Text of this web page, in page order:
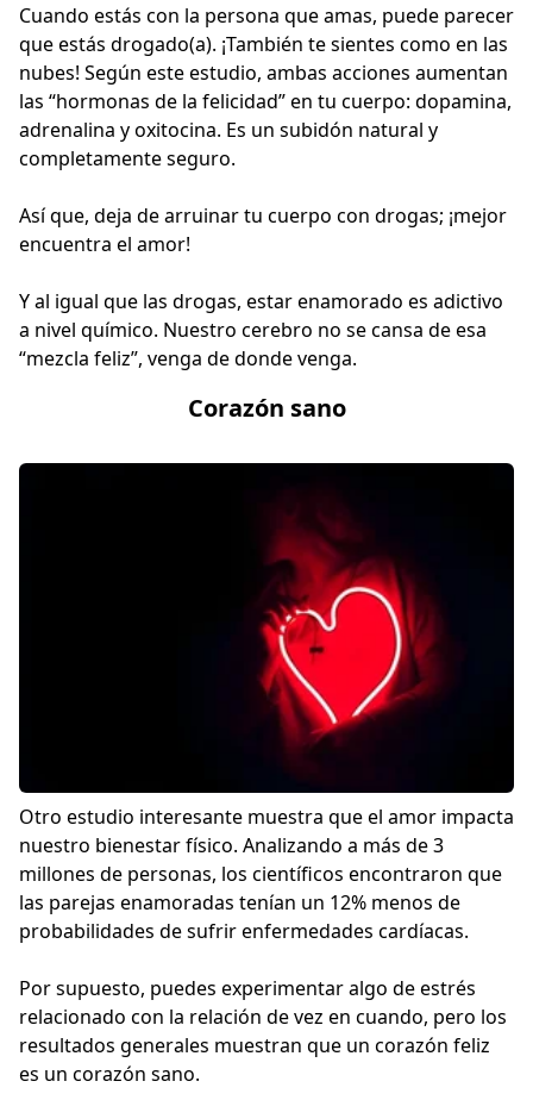
Cuando estás con la persona que amas, puede parecer
que estás drogado(a). ¡También te sientes como en las
nubes! Según este estudio, ambas acciones aumentan
las “hormonas de la felicidad” en tu cuerpo: dopamina,
adrenalina y oxitocina. Es un subidón natural y
completamente seguro.
Así que, deja de arruinar tu cuerpo con drogas; ¡mejor
encuentra el amor!
Y al igual que las drogas, estar enamorado es adictivo
a nivel químico. Nuestro cerebro no se cansa de esa
“mezcla feliz”, venga de donde venga.
Corazón sano
Otro estudio interesante muestra que el amor impacta
nuestro bienestar físico. Analizando a más de 3
millones de personas, los científicos encontraron que
las parejas enamoradas tenían un 12% menos de
probabilidades de sufrir enfermedades cardíacas.
Por supuesto, puedes experimentar algo de estrés
relacionado con la relación de vez en cuando, pero los
resultados generales muestran que un corazón feliz
es un corazón sano.